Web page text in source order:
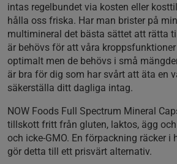
intas regelbundet via kosten eller
hålla oss friska. Har man brister på
multimineral det bästa sättet att rätta
är behövs för att våra
optimalt men de behövs i små
är bra för dig som har svårt att äta en
säkerställa ditt dagliga intag.
NOW Foods Full Spectrum Mineral
tillskott fritt från gluten, laktos, ägg
och icke-GMO. En förpackning räcker i
gör detta till ett prisvärt alternativ.